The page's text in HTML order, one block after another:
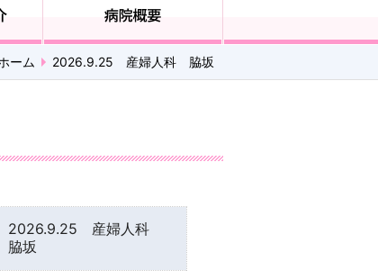
ーム 2026.9.25 産婦人科 脇坂
2026.9.25 産婦人科
脇坂